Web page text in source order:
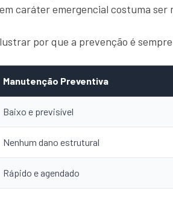
em caráter emergencial costuma ser
por que a prevenção é
Manutenção Preventiva
Baixo e previsível
Nenhum dano estrutural
Rápido e agendado